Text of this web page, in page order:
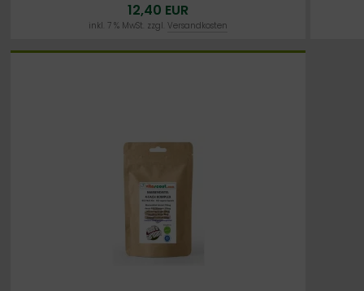
- 200 mg Silymarin pro Tag
12,40 EUR
inkl. 7 % MwSt. zzgl. Versandkosten